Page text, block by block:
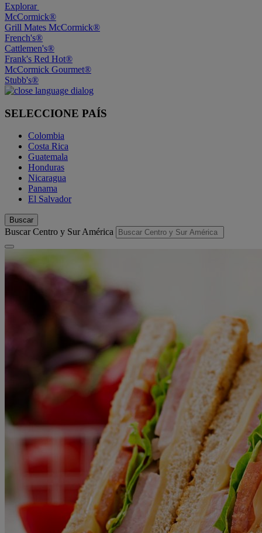
Explorar
McCormick®
Grill Mates McCormick®
French's®
Cattlemen's®
Frank's Red Hot®
McCormick Gourmet®
Stubb's®
SELECCIONE PAÍS
Colombia
Costa Rica
Guatemala
Honduras
Nicaragua
Panama
El Salvador
Buscar
Buscar Centro y Sur América